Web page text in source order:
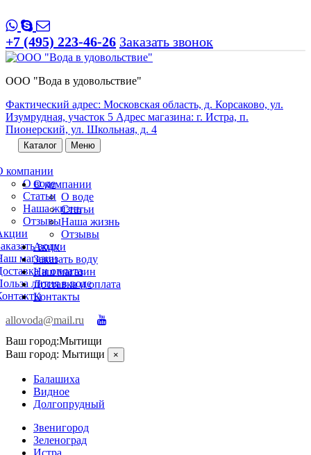
+7 (495) 223-46-26 Заказать звонок
ООО "Вода в удовольствие"
Фактический адрес: Московская область, д. Корсаково, ул.
Изумрудная, участок 5 Адрес магазина: г. Истра, п.
Пионерский, ул. Школьная, д. 4
Каталог Меню
компании
О воде
Статьи
Наша жизнь
Отзывы
воду
магазин
и оплата
лития в воде
О компании
О воде
Статьи
Наша жизнь
Отзывы
Акции
Заказать воду
Наш магазин
Доставка и оплата
Контакты
allovoda@mail.ru
Ваш город:Мытищи
Ваш город: Мытищи ×
Балашиха
Видное
Долгопрудный
Звенигород
Зеленоград
Истра